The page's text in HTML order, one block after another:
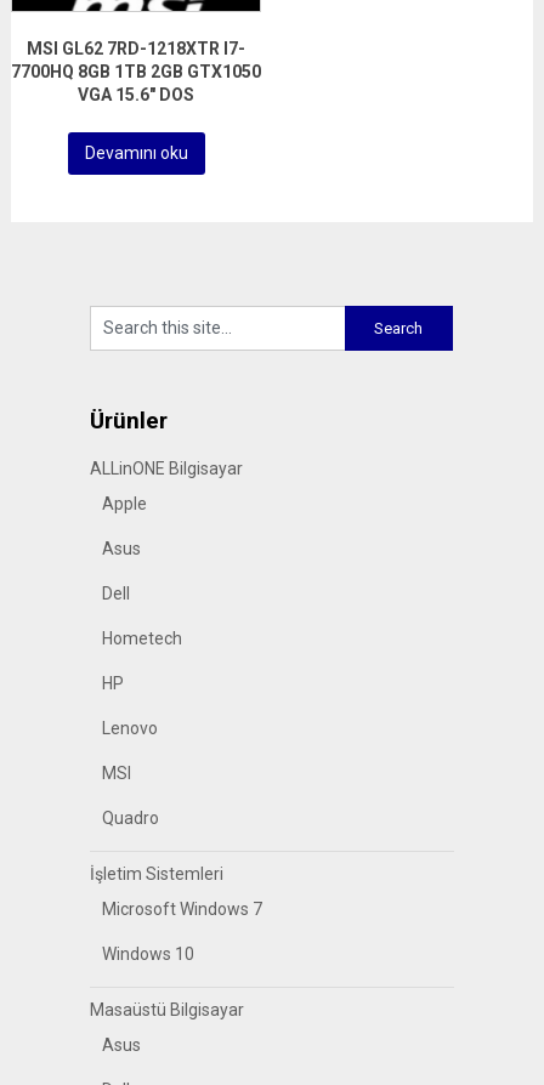
MSI GL62 7RD-1218XTR I7-
7700HQ 8GB 1TB 2GB GTX1050
VGA 15.6″ DOS
Devamını oku
Ürünler
ALLinONE Bilgisayar
Apple
Asus
Dell
Hometech
HP
Lenovo
MSI
Quadro
İşletim Sistemleri
Microsoft Windows 7
Windows 10
Masaüstü Bilgisayar
Asus